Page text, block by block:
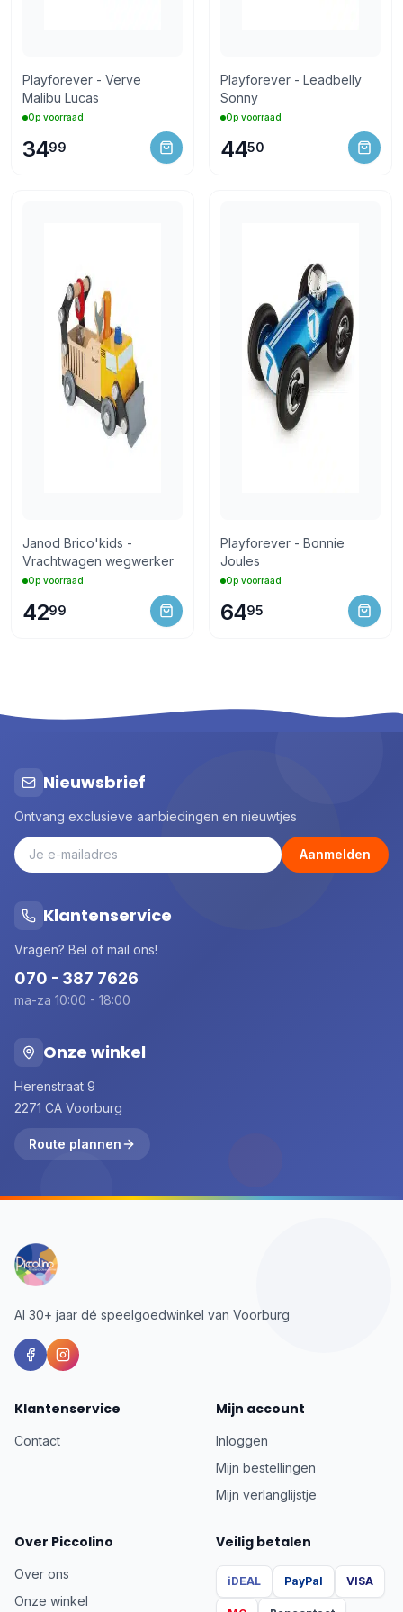
Playforever - Verve
Malibu Lucas
Op voorraad
3499
Playforever - Leadbelly
Sonny
Op voorraad
4450
Janod Brico'kids -
Vrachtwagen wegwerker
Op voorraad
4299
Playforever - Bonnie
Joules
Op voorraad
6495
Nieuwsbrief
Ontvang exclusieve aanbiedingen en nieuwtjes
Aanmelden
Klantenservice
Vragen? Bel of mail ons!
070 - 387 7626
ma-za 10:00 - 18:00
Onze winkel
Herenstraat 9
2271 CA Voorburg
Route plannen
Al 30+ jaar dé speelgoedwinkel van Voorburg
Klantenservice
Contact
Mijn account
Inloggen
Mijn bestellingen
Mijn verlanglijstje
Over Piccolino
Over ons
Onze winkel
Veilig betalen
iDEAL PayPal VISA